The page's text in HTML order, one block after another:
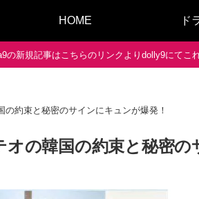
HOME ド
の新規記事はこちらのリンクよりdolly9にてこ
の約束と秘密のサインにキュンが爆発！
オの韓国の約束と秘密の